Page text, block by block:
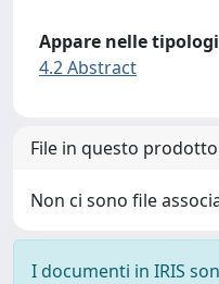
Appare nelle
4.2 Abstract
File in questo
Non ci sono file
I documenti in IRIS